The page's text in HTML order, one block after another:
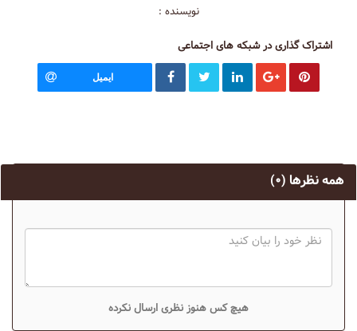
نویسنده :
اشتراک گذاری در شبکه های اجتماعی
ایمیل
همه نظرها (۰)
هیچ کس هنوز نظری ارسال نکرده